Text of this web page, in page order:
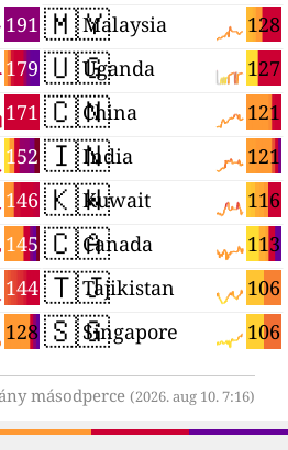
191
179
171
152
146
145
144
128
🇲🇾 128
Malaysia
🇺🇬 127
Uganda
🇨🇳 121
China
🇮🇳 121
India
🇰🇼 116
Kuwait
🇨🇦 113
Canada
🇹🇯 106
Tajikistan
🇸🇬 106
Singapore
másodperce (2026. aug 10. 7:16)